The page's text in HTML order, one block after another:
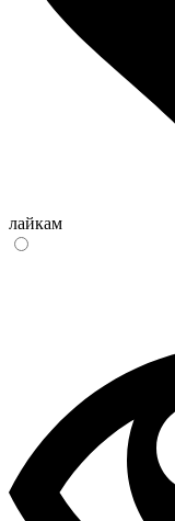
лайкам